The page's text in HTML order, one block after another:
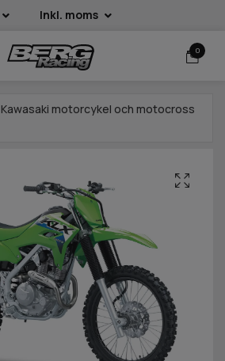
Inkl. moms
0
Kawasaki motorcykel och motocross